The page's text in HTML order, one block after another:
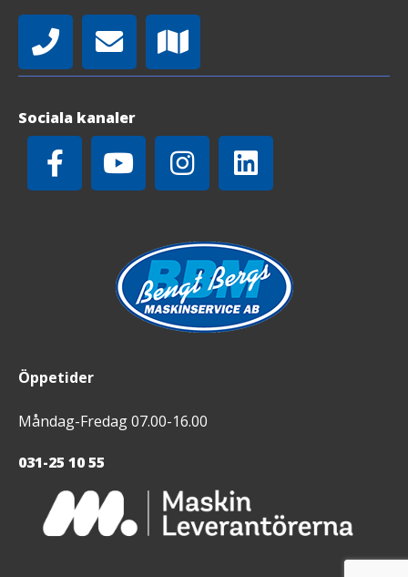
Sociala kanaler
Öppetider
Måndag-Fredag 07.00-16.00
031-25 10 55